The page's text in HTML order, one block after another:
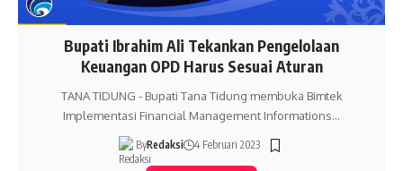
Bupati Ibrahim Ali Tekankan Pengelolaan
Keuangan OPD Harus Sesuai Aturan
TANA TIDUNG - Bupati Tana Tidung membuka Bimtek
Implementasi Financial Management Informations…
ByRedaksi 4 Februari 2023